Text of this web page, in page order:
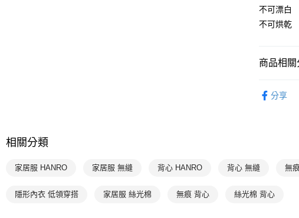
付款後全
每筆
每筆
每筆
不可漂白
不可烘乾
商品相關
HANRO
分享
相關分類
家居服 HANRO 家居服 無縫 背心 HANRO 背心 無縫 無
隱形內衣 低領穿搭 家居服 絲光棉 無痕 背心 絲光棉 背心